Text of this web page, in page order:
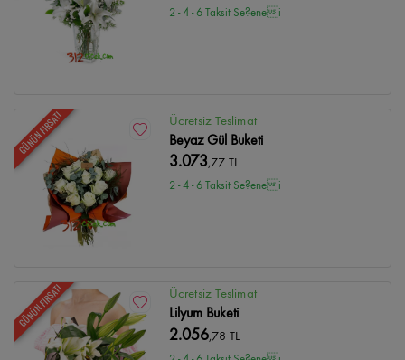
2 - 4 - 6 Taksit Se?enei
GÜNÜN FIRSATI Ücretsiz Teslimat
Beyaz Gül Buketi
3.073,77 TL
2 - 4 - 6 Taksit Se?enei
GÜNÜN FIRSATI Ücretsiz Teslimat
Lilyum Buketi
2.056,78 TL